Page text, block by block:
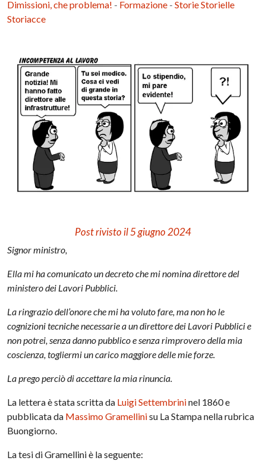
Dimissioni, che problema! - Formazione -Storie Storielle
Storiacce
Post rivisto il 5 giugno 2024
Signor ministro,
Ella mi ha comunicato un decreto che mi nomina direttore del
ministero dei Lavori Pubblici.
La ringrazio dell’onore che mi ha voluto fare, ma non ho le
cognizioni tecniche necessarie a un direttore dei Lavori Pubblici e
non potrei, senza danno pubblico e senza rimprovero della mia
coscienza, togliermi un carico maggiore delle mie forze.
La prego perciò di accettare la mia rinuncia.
La lettera è stata scritta da Luigi Settembrininel 1860 e
pubblicata da Massimo Gramellinisu La Stampa nella rubrica
Buongiorno.
La tesi di Gramellini è la seguente: